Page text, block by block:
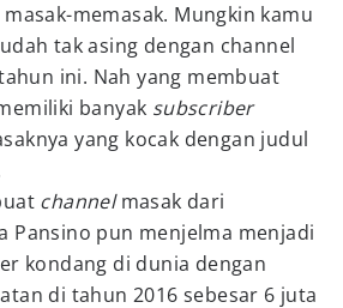
memasak. Mungkin kamu
tak asing dengan channel
ini. Nah yang membuat
banyak subscriber
yang kocak dengan judul
channelmasak dari
Pansino pun menjelma menjadi
kondang di dunia dengan
di tahun 2016 sebesar 6 juta